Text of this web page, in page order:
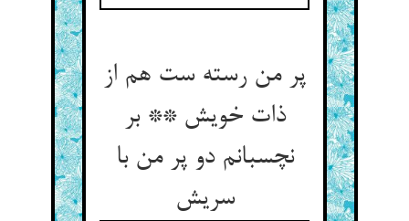
پر من رسته ست هم از
ذات خویش ** بر
نچسبانم دو پر من با
سریش‏